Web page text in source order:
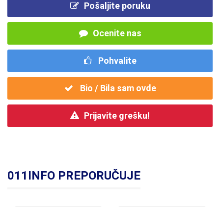
Pošaljite poruku
Ocenite nas
Pohvalite
Bio / Bila sam ovde
Prijavite grešku!
011INFO PREPORUČUJE